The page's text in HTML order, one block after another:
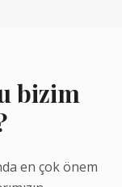
bizim
en çok önem